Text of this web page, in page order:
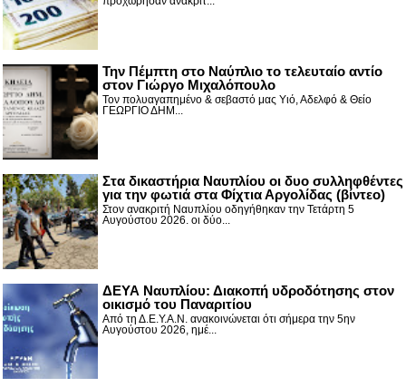
Την Πέμπτη στο Ναύπλιο το τελευταίο αντίο
στον Γιώργο Μιχαλόπουλο
Τον πολυαγαπημένο & σεβαστό μας Υιό, Αδελφό & Θείο
ΓΕΩΡΓΙΟ ΔΗΜ...
Στα δικαστήρια Ναυπλίου οι δυο συλληφθέντες
για την φωτιά στα Φίχτια Αργολίδας (βίντεο)
Στον ανακριτή Ναυπλίου οδηγήθηκαν την Τετάρτη 5
Αυγούστου 2026. οι δύο...
ΔΕΥΑ Ναυπλίου: Διακοπή υδροδότησης στον
οικισμό του Παναριτίου
Από τη Δ.Ε.Υ.Α.Ν. ανακοινώνεται ότι σήμερα την 5ην
Αυγούστου 2026, ημέ...